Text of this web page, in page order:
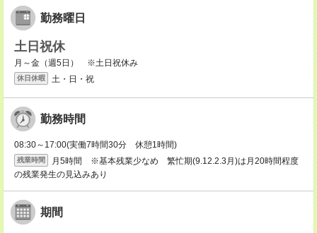
勤務曜日
土日祝休
月～金（週5日） ※土日祝休み
休日休暇 土・日・祝
勤務時間
08:30～17:00(実働7時間30分 休憩1時間)
残業時間
月5時間 ※基本残業少なめ 繁忙期(9.12.2.3月)は月20時間程度
の残業発生の見込みあり
期間